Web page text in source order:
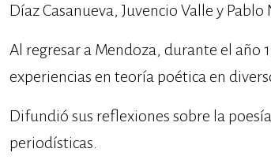
Díaz Casanueva, Juvencio Valle y Pablo
Al regresar a Mendoza, durante el año
experiencias en teoría poética en
Difundió sus reflexiones sobre la
periodísticas.